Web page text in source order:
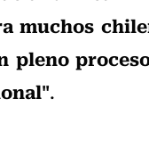
muchos
pleno
.